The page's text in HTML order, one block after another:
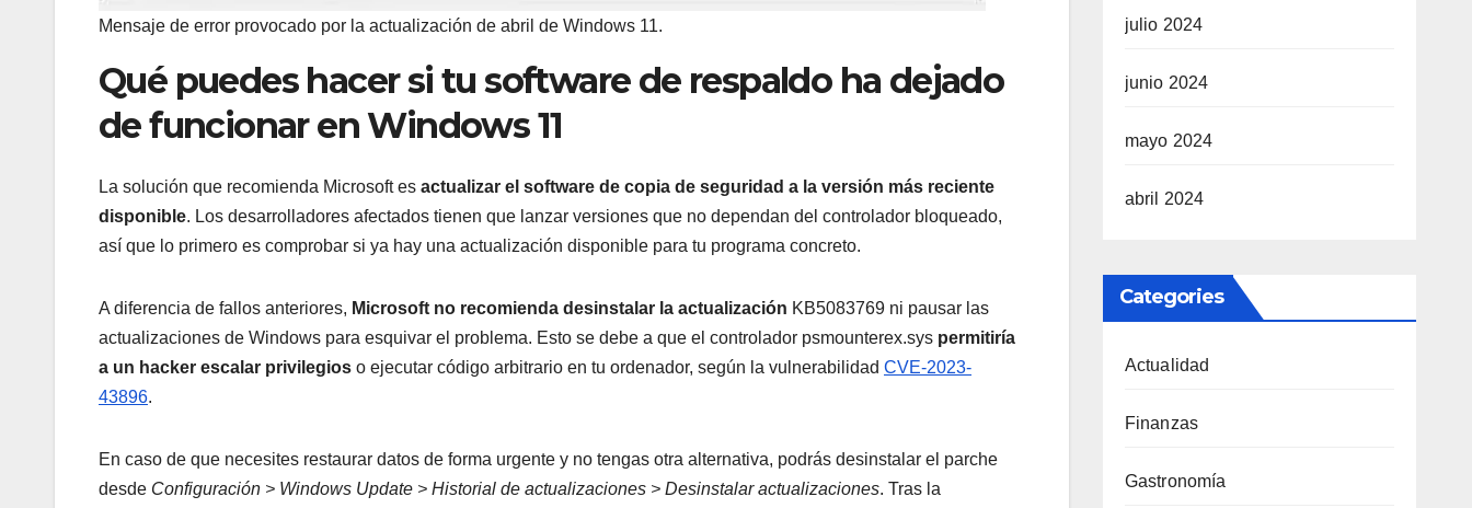
Mensaje de error provocado por la actualización de abril de Windows 11.
Qué puedes hacer si tu software de respaldo ha dejado
de funcionar en Windows 11
La solución que recomienda Microsoft es actualizar el software de copia de seguridad a la versión más reciente
disponible. Los desarrolladores afectados tienen que lanzar versiones que no dependan del controlador bloqueado,
así que lo primero es comprobar si ya hay una actualización disponible para tu programa concreto.
A diferencia de fallos anteriores, Microsoft no recomienda desinstalar la actualización KB5083769 ni pausar las
actualizaciones de Windows para esquivar el problema. Esto se debe a que el controlador psmounterex.sys permitiría
a un hacker escalar privilegios o ejecutar código arbitrario en tu ordenador, según la vulnerabilidad CVE-2023-
43896.
En caso de que necesites restaurar datos de forma urgente y no tengas otra alternativa, podrás desinstalar el parche
desde Configuración > Windows Update > Historial de actualizaciones > Desinstalar actualizaciones. Tras la
julio 2024
junio 2024
mayo 2024
abril 2024
Categories
Actualidad
Finanzas
Gastronomía